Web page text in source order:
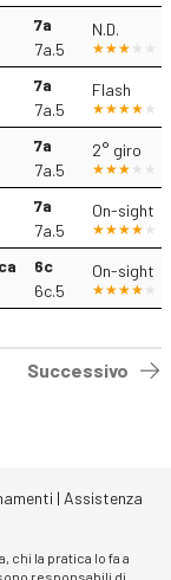
7a
7a.5
N.D.
7a
7a.5
Flash
7a
7a.5
2° giro
7a
7a.5
On-sight
6c
6c.5
On-sight
Successivo
| Assistenza
chi la pratica lo fa a
responsabili di